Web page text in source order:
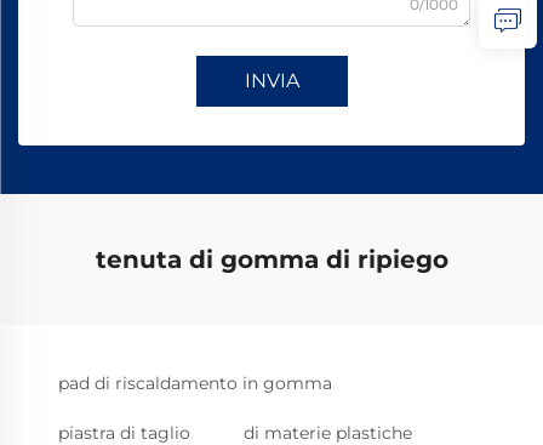
0/1000
INVIA
tenuta di gomma di ripiego
pad di riscaldamento in gomma
piastra di taglio di materie plastiche